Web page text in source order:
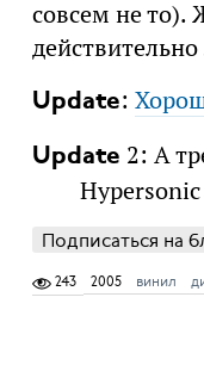
совсем не то).
Update:
Update 2: А
Подписаться на
243 2005 винил